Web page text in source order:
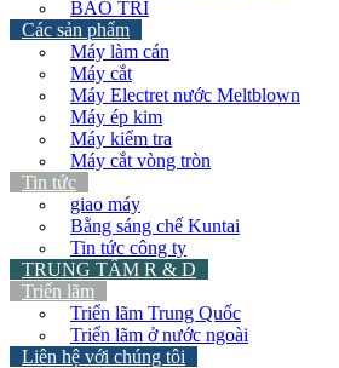
BẢO TRÌ
Các sản phẩm
Máy làm cán
Máy cắt
Máy Electret nước Meltblown
Máy ép kim
Máy kiểm tra
Máy cắt vòng tròn
Tin tức
giao máy
Bằng sáng chế Kuntai
Tin tức công ty
TRUNG TÂM R & D
Triển lãm
Triển lãm Trung Quốc
Triển lãm ở nước ngoài
Liên hệ với chúng tôi